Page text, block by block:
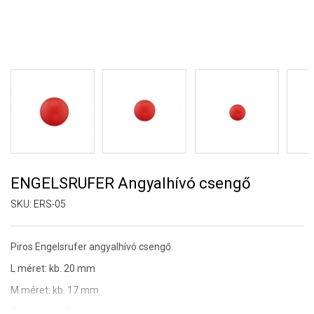
ENGELSRUFER Angyalhívó csengő
SKU: ERS-05
Piros Engelsrufer angyalhívó csengő.
L méret: kb. 20 mm
M méret: kb. 17 mm